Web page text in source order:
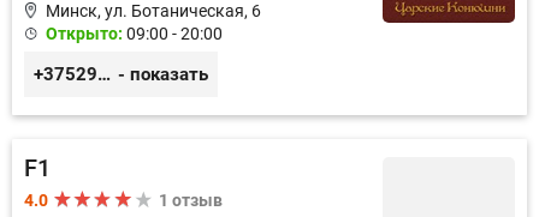
Минск, ул. Ботаническая, 6
Открыто: 09:00 - 20:00
+375297784784 - показать
F1
4.0
1 отзыв